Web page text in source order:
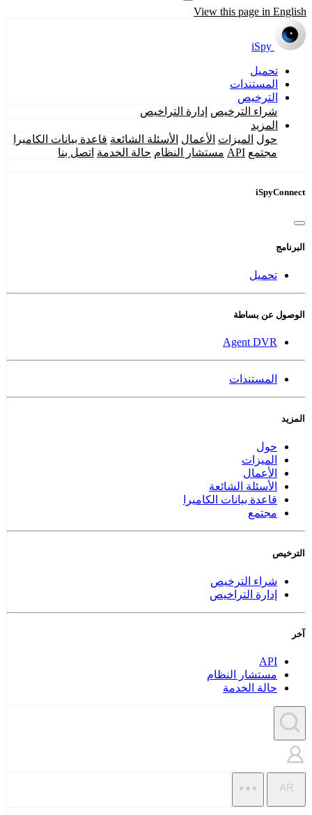
View this page in English
iSpy
تحميل
المستندات
الترخيص
شراء الترخيص إدارة التراخيص
المزيد
حول الميزات الأعمال الأسئلة الشائعة قاعدة بيانات الكاميرا
مجتمع API مستشار النظام حالة الخدمة اتصل بنا
iSpyConnect
البرنامج
تحميل
الوصول عن بساطة
Agent DVR
المستندات
المزيد
حول
الميزات
الأعمال
الأسئلة الشائعة
قاعدة بيانات الكاميرا
مجتمع
الترخيص
شراء الترخيص
إدارة التراخيص
آخر
API
مستشار النظام
حالة الخدمة
AR